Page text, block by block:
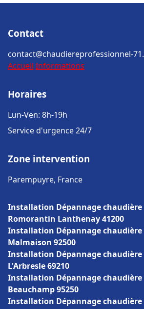
Contact
contact@chaudiereprofessionnel-
Accueil Informations
Horaires
Lun-Ven: 8h-19h
Service d'urgence 24/7
Zone intervention
Parempuyre, France
Installation Dépannage chaudière
Romorantin Lanthenay 41200
Installation Dépannage chaudière
Malmaison 92500
Installation Dépannage chaudière
L'Arbresle 69210
Installation Dépannage chaudière
Beauchamp 95250
Installation Dépannage chaudière